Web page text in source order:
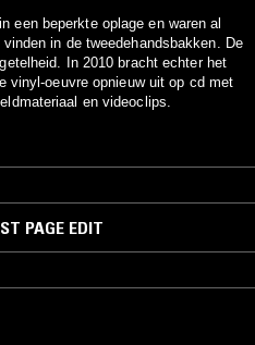
een beperkte oplage en waren al
in de tweedehandsbakken. De
In 2010 bracht echter het
vinyl-oeuvre opnieuw uit op cd met
en videoclips.
PAGE EDIT